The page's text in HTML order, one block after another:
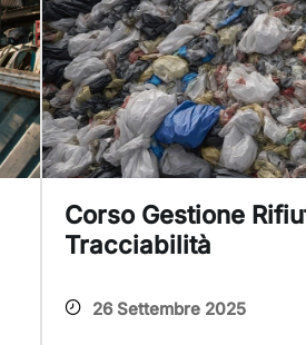
Corso Gestione
Tracciabilità
26 Settembre 2025